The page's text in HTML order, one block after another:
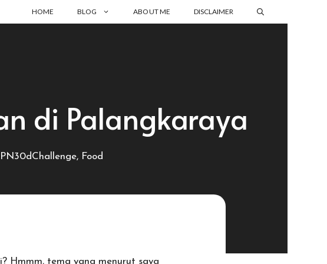
HOME BLOG ABOUT ME DISCLAIMER
di Palangkaraya
, Food
Hmmm, tema yang menurut saya